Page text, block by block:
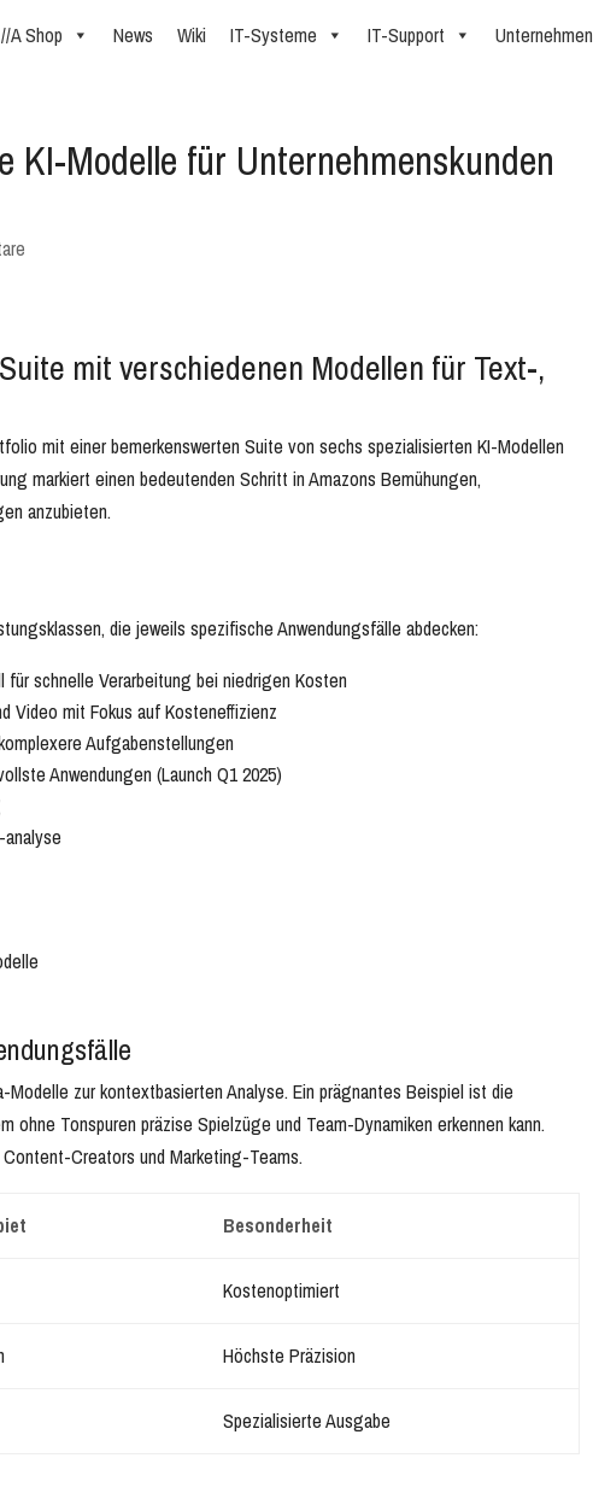
//A Shop News Wiki IT-Systeme IT-Support Unternehmen
KI-Modelle für Unternehmenskunden
mit verschiedenen Modellen für Text-,
mit einer bemerkenswerten Suite von sechs spezialisierten KI-Modellen
markiert einen bedeutenden Schritt in Amazons Bemühungen,
anzubieten.
die jeweils spezifische Anwendungsfälle abdecken:
schnelle Verarbeitung bei niedrigen Kosten
Video mit Fokus auf Kosteneffizienz
Aufgabenstellungen
Anwendungen (Launch Q1 2025)
zur kontextbasierten Analyse. Ein prägnantes Beispiel ist die
Tonspuren präzise Spielzüge und Team-Dynamiken erkennen kann.
Creators und Marketing-Teams.
Besonderheit
Kostenoptimiert
Höchste Präzision
Spezialisierte Ausgabe